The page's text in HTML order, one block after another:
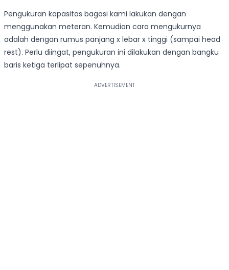
Pengukuran kapasitas bagasi kami lakukan dengan
menggunakan meteran. Kemudian cara mengukurnya
adalah dengan rumus panjang x lebar x tinggi (sampai head
rest). Perlu diingat, pengukuran ini dilakukan dengan bangku
baris ketiga terlipat sepenuhnya.